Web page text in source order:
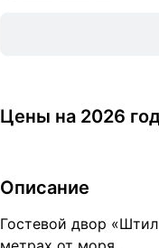
Цены на 2026
Описание
Гостевой двор